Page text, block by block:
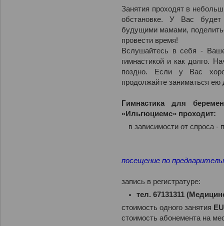
Занятия проходят в
обстановке. У Вас
будущими мамами,
провести время!
Вслушайтесь в себя -
гимнастикой и как долго.
поздно. Если у Вас
продолжайте заниматься
Гимнастика для
«Ильгюциемс» проходит:
в зависимости от спроса
посещение по
запись в регистратуре:
тел. 67131311 (
стоимость одного занятия
стоимость абонемента на